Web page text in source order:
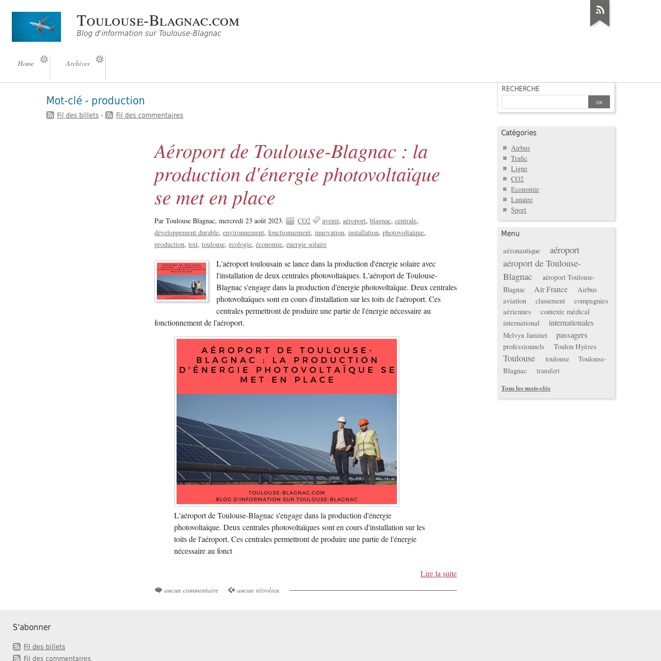
Toulouse-Blagnac.com
Blog d'information sur Toulouse-Blagnac
Home Archives
Mot-clé - production
Fil des billets - Fil des commentaires
Aéroport de Toulouse-Blagnac : la
production d'énergie photovoltaïque
se met en place
Par Toulouse Blagnac,mercredi 23 août 2023. CO2 avenir aéroport blagnac centrale
développement durable environnement fonctionnement innovation installation photovoltaïque
production toit toulouse écologie économie énergie solaire
L'aéroport toulousain se lance dans la production d'énergie solaire avec
l'installation de deux centrales photovoltaïques. L'aéroport de Toulouse-
Blagnac s'engage dans la production d'énergie photovoltaïque. Deux centrales
photovoltaïques sont en cours d'installation sur les toits de l'aéroport. Ces
centrales permettront de produire une partie de l'énergie nécessaire au
fonctionnement de l'aéroport.
L'aéroport de Toulouse-Blagnac s'engage dans la production d'énergie
photovoltaïque. Deux centrales photovoltaïques sont en cours d'installation sur les
toits de l'aéroport. Ces centrales permettront de produire une partie de l'énergie
nécessaire au fonct
Lire la suite
aucun commentaire aucun rétrolien
RECHERCHE
Catégories
Airbus
Trafic
Ligne
CO2
Economie
Lunaire
Sport
Menu
aéronautique aéroport
aéroport de Toulouse-
Blagnac
aéroport Toulouse-
Blagnac
Air France
Airbus
aviation
classement
compagnies
aériennes
contexte médical
international
internationales
Melvyn Jaminet passagers
professionnels Toulon Hyères
Toulouse toulouse
Toulouse-
Blagnac
transfert
Tous les mots-clés
S'abonner
Fil des billets
Fil des commentaires